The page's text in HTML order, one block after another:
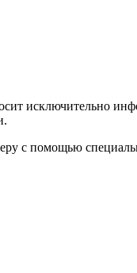
исключительно
с помощью